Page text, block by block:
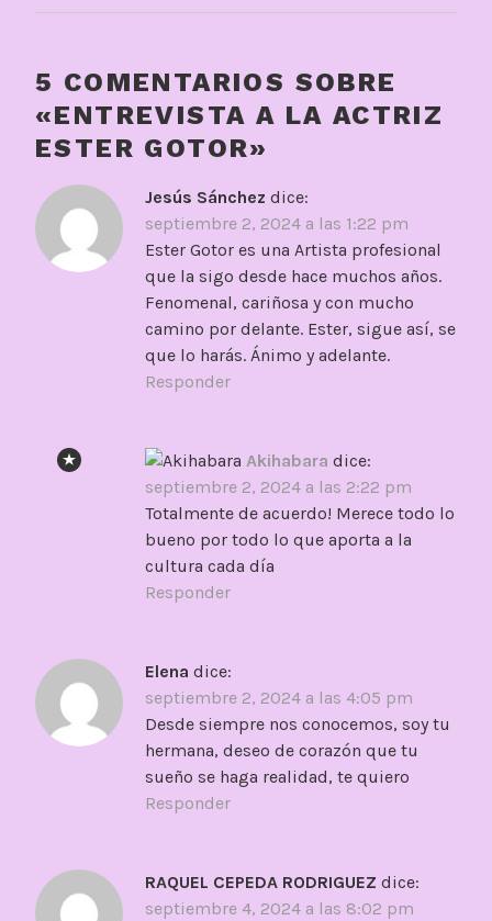
5 COMENTARIOS SOBRE
«ENTREVISTA A LA ACTRIZ
ESTER GOTOR»
Jesús Sánchez dice:
septiembre 2, 2024 a las 1:22 pm
Ester Gotor es una Artista profesional
que la sigo desde hace muchos años.
Fenomenal, cariñosa y con mucho
camino por delante. Ester, sigue así, se
que lo harás. Ánimo y adelante.
Responder
Akihabara dice:
septiembre 2, 2024 a las 2:22 pm
Totalmente de acuerdo! Merece todo lo
bueno por todo lo que aporta a la
cultura cada día
Responder
Elena dice:
septiembre 2, 2024 a las 4:05 pm
Desde siempre nos conocemos, soy tu
hermana, deseo de corazón que tu
sueño se haga realidad, te quiero
Responder
RAQUEL CEPEDA RODRIGUEZ dice:
septiembre 4, 2024 a las 8:02 pm